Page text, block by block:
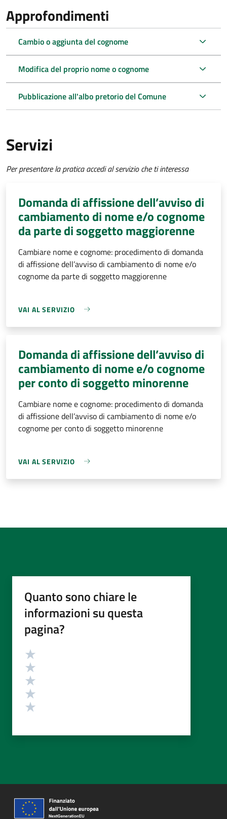
Approfondimenti
Cambio o aggiunta del cognome
Modifica del proprio nome o cognome
Pubblicazione all'albo pretorio del Comune
Servizi
Per presentare la pratica accedi al servizio che ti interessa
Domanda di affissione dell’avviso di
cambiamento di nome e/o cognome
da parte di soggetto maggiorenne
Cambiare nome e cognome: procedimento di domanda
di affissione dell’avviso di cambiamento di nome e/o
cognome da parte di soggetto maggiorenne
VAI AL SERVIZIO
Domanda di affissione dell’avviso di
cambiamento di nome e/o cognome
per conto di soggetto minorenne
Cambiare nome e cognome: procedimento di domanda
di affissione dell’avviso di cambiamento di nome e/o
cognome per conto di soggetto minorenne
VAI AL SERVIZIO
Quanto sono chiare le
informazioni su questa
pagina?
Valutazione